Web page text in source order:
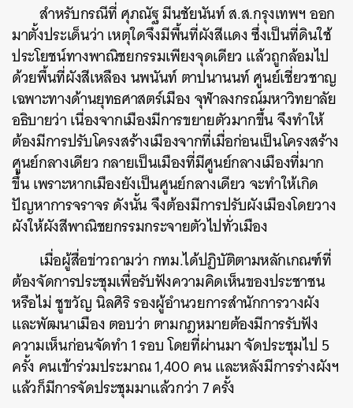
สำหรับกรณีที่ ศุภณัฐ มีนชัยนันท์ ส.ส.กรุงเทพฯ ออก
มาตั้งประเด็นว่า เหตุใดจึงมีพื้นที่ผังสีแดง ซึ่งเป็นที่ดินใช้
ประโยชน์ทางพาณิชยกรรมเพียงจุดเดียว แล้วถูกล้อมไป
ด้วยพื้นที่ผังสีเหลือง นพนันท์ ตาปนานนท์ ศูนย์เชี่ยวชาญ
เฉพาะทางด้านยุทธศาสตร์เมือง จุฬาลงกรณ์มหาวิทยาลัย
อธิบายว่า เนื่องจากเมืองมีการขยายตัวมากขึ้น จึงทำให้
ต้องมีการปรับโครงสร้างเมืองจากที่เมื่อก่อนเป็นโครงสร้าง
ศูนย์กลางเดียว กลายเป็นเมืองที่มีศูนย์กลางเมืองที่มาก
ขึ้น เพราะหากเมืองยังเป็นศูนย์กลางเดียว จะทำให้เกิด
ปัญหาการจราจร ดังนั้น จึงต้องมีการปรับผังเมืองโดยวาง
ผังให้ผังสีพาณิชยกรรมกระจายตัวไปทั่วเมือง
เมื่อผู้สื่อข่าวถามว่า กทม.ได้ปฏิบัติตามหลักเกณฑ์ที่
ต้องจัดการประชุมเพื่อรับฟังความคิดเห็นของประชาชน
หรือไม่ ชูขวัญ นิลศิริ รองผู้อำนวยการสำนักการวางผัง
และพัฒนาเมือง ตอบว่า ตามกฎหมายต้องมีการรับฟัง
ความเห็นก่อนจัดทำ 1 รอบ โดยที่ผ่านมา จัดประชุมไป 5
ครั้ง คนเข้าร่วมประมาณ 1,400 คน และหลังมีการร่างผังฯ
แล้วก็มีการจัดประชุมมาแล้วกว่า 7 ครั้ง
ค้นหา
SHARE TWEET LINE EMAIL